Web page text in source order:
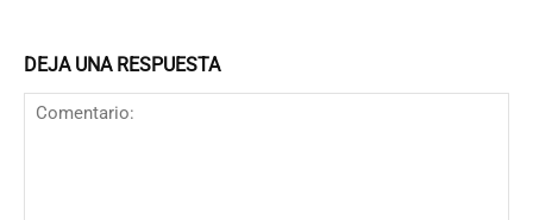
DEJA UNA RESPUESTA